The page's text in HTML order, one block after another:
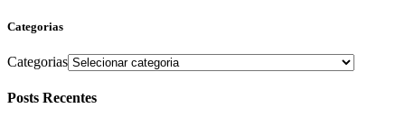
Categorias
Categorias
Posts Recentes